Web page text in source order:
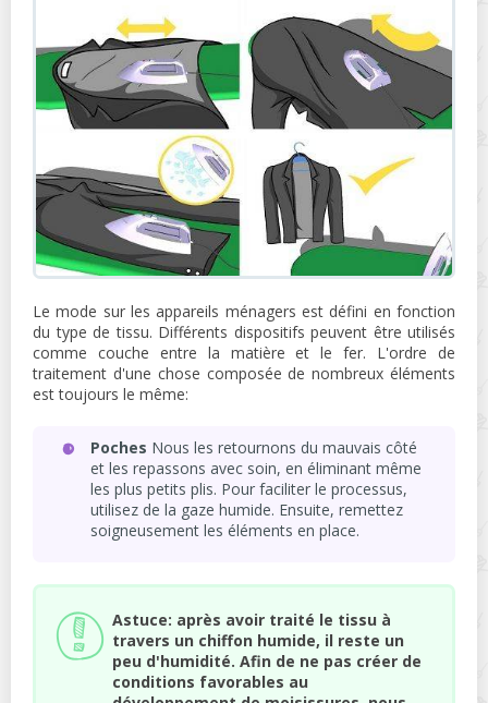
Le mode sur les appareils ménagers est défini en fonction
du type de tissu. Différents dispositifs peuvent être utilisés
comme couche entre la matière et le fer. L'ordre de
traitement d'une chose composée de nombreux éléments
est toujours le même:
Poches Nous les retournons du mauvais côté
et les repassons avec soin, en éliminant même
les plus petits plis. Pour faciliter le processus,
utilisez de la gaze humide. Ensuite, remettez
soigneusement les éléments en place.
Astuce: après avoir traité le tissu à
travers un chiffon humide, il reste un
peu d'humidité. Afin de ne pas créer de
conditions favorables au